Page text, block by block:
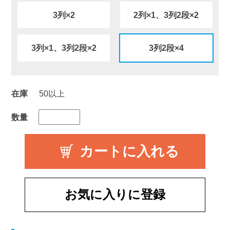
3列×2 2列×1、3列2段×2
3列×1、3列2段×2 3列2段×4
在庫 50以上
数量
お気に入りに登録